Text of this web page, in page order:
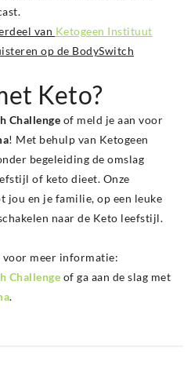
van Ketogeen Instituut
op de BodySwitch
Keto?
Challenge of meld je aan voor
! Met behulp van Ketogeen
begeleiding de omslag
of keto dieet. Onze
jou en je familie, op een leuke
naar de Keto leefstijl.
voor meer informatie:
Challenge of ga aan de slag met
.